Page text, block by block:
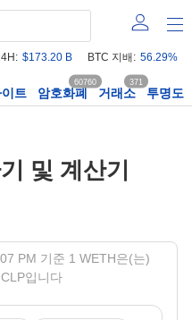
$173.20 B BTC 지배: 56.29%
트 암호화폐
60760
거래소
371
투명도
및 계산기
PM 기준 1 WETH은(는)
입니다